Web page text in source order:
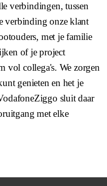
verbindingen, tussen
verbinding onze klant
met je familie
of je project
vol collega's. We zorgen
genieten en het je
sluit daar
met elke